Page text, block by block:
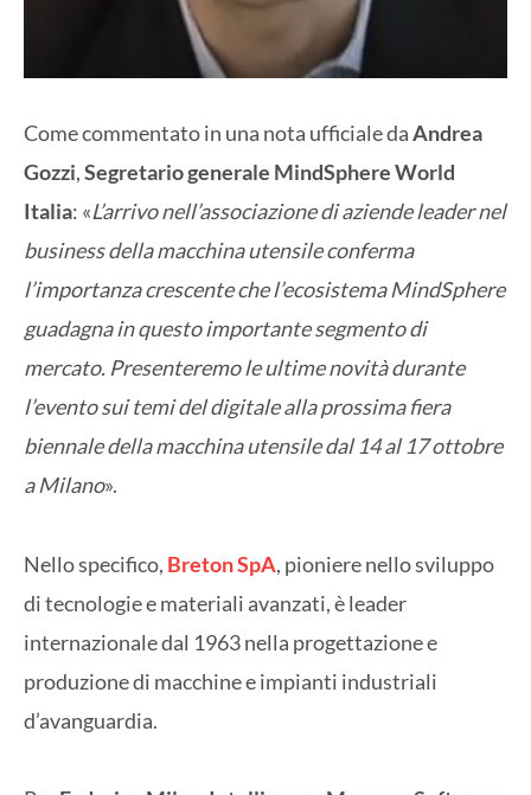
Come commentato in una nota ufficiale daAndrea
Gozzi,Segretario generale MindSphere World
Italia: «L’arrivo nell’associazione di aziende leader nel
business della macchina utensile conferma
l’importanza crescente che l’ecosistema MindSphere
guadagna in questo importante segmento di
mercato. Presenteremo le ultime novità durante
l’evento sui temi del digitale alla prossima fiera
biennale della macchina utensile dal 14 al 17 ottobre
a Milano».
Nello specifico, Breton SpA, pioniere nello sviluppo
di tecnologie e materiali avanzati, è leader
internazionale dal 1963 nella progettazione e
produzione di macchine e impianti industriali
d’avanguardia.